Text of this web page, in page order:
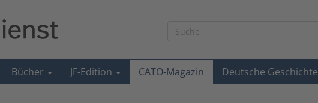
Bücher JF-Edition CATO-Magazin Deutsche Geschichte